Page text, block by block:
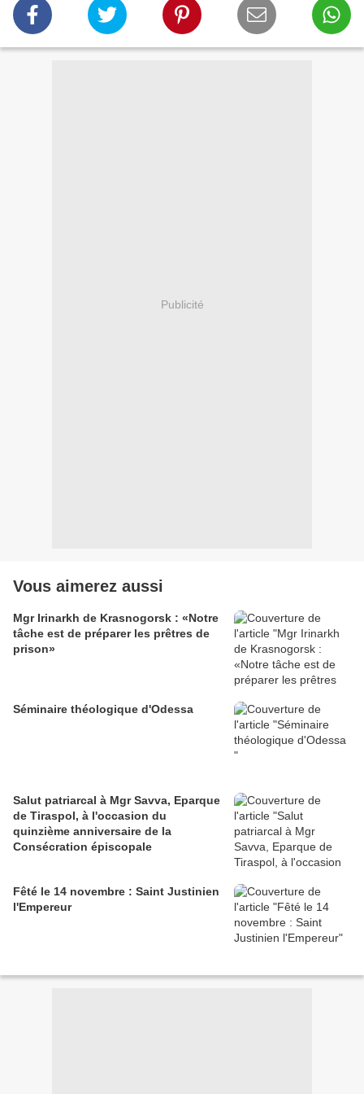
Publicité
Vous aimerez aussi
Mgr Irinarkh de Krasnogorsk : «Notre
tâche est de préparer les prêtres de
prison»
Séminaire théologique d'Odessa
Salut patriarcal à Mgr Savva, Eparque
de Tiraspol, à l'occasion du
quinzième anniversaire de la
Consécration épiscopale
Fêté le 14 novembre : Saint Justinien
l'Empereur